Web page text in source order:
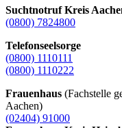
Suchtnotruf Kreis
(0800) 7824800
Telefonseelsorge
(0800) 1110111
(0800) 1110222
Frauenhaus (Fachstelle
Aachen)
(02404) 91000